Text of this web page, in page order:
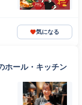
気になる
ホール・キッチン